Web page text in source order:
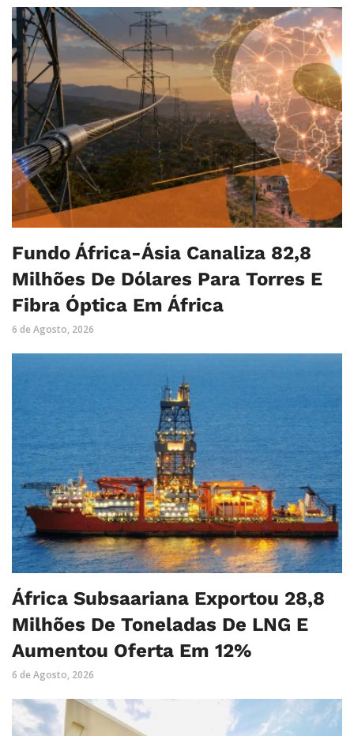
Fundo África-Ásia Canaliza 82,8
Milhões De Dólares Para Torres E
Fibra Óptica Em África
6 de Agosto, 2026
África Subsaariana Exportou 28,8
Milhões De Toneladas De LNG E
Aumentou Oferta Em 12%
6 de Agosto, 2026